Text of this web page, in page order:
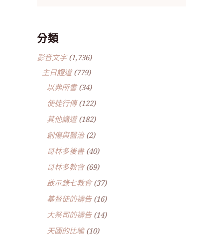
分類
影音文字(1,736)
主日證道(779)
以弗所書(34)
使徒行傳(122)
其他講道(182)
創傷與醫治(2)
哥林多後書(40)
哥林多教會(69)
啟示錄七教會(37)
基督徒的禱告(16)
大祭司的禱告(14)
天國的比喻(10)